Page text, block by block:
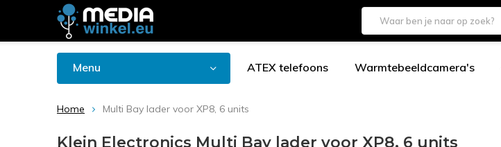
Menu ATEX telefoons Warmtebeeldcamera's
Home Multi Bay lader voor XP8, 6 units
Klein Electronics Multi Bay lader voor XP8, 6 units